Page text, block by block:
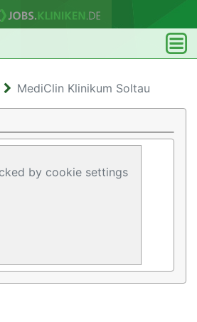
MediClin Klinikum Soltau
by cookie settings